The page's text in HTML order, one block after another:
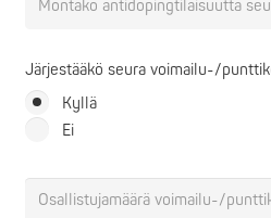
Järjestääkö seura voimailu-/
Kyllä
Ei